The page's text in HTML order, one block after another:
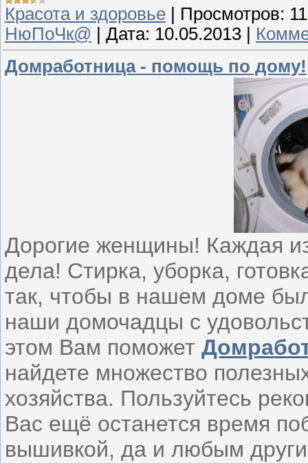
Красота и здоровье Просмотров:
НюПоЧк@
Дата: 10.05.2013
Домработница - помощь по дому!
Дорогие женщины! Каждая
дела! Стирка, уборка,
так, чтобы в нашем доме
наши домочадцы с
этом Вам поможет
найдете множество
хозяйства. Пользуйтесь
Вас ещё останется время
вышивкой, да и любым